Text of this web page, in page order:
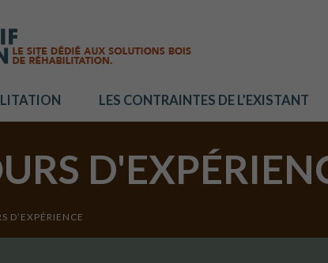
LES CONTRAINTES DE L’EXISTANT
D’EXPÉRIENCE